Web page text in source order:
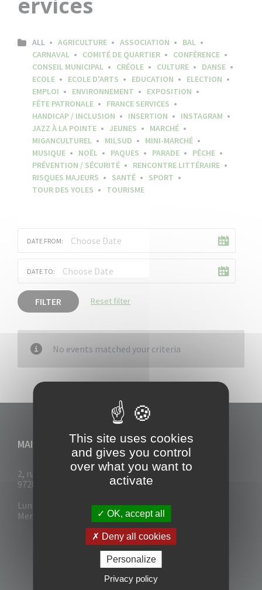
ALL AGRICULTURE ASSOCIATION
BAL
CARNAVAL
COMITÉ DE QUARTIER
CONFÉRENCE
CONSEIL MUNICIPAL
CRÉOLE CULTURE
DANSE
ECOLE
ECOLE D'ARTS EDUCATION
ELECTION
EMPLOI
ENVIRONNEMENT
EXPOSITION
FÊTE PATRONALE
FRANCE SERVICES
HANDICAP / INCLUSION
INSERTION
INSTAGRAM
JAZZ À LA POINTE
JEUNES
MARCHÉ
MIGANCULTUREL
MILSUD
MINI-MARCHÉ
MUSIQUE
NOËL PAQUES PARADE
PÊCHE
PRÉVENTION / SÉCURITÉ
RENCONTRE LITTÉRAIRE
RISQUES MAJEURS
SANTÉ
SPORT
TOUR DES YOLES
TOURISME
DATE FROM:
DATE TO:
FILTER Reset filter
No events matched your criteria
MAIRIE DU VAUCLIN
2, rue Collignon
97280 Le Vauclin
Lun - Mar : 7h30- 13h & 14h-17h
Mer-Jeu-Vend : 7h30 - 13h30
This site uses cookies
and gives you control
over what you want to
activate
OK, accept all
Deny all cookies
Personalize
Privacy policy